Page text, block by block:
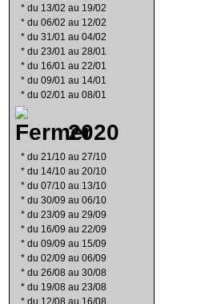
* du 13/02 au 19/02
* du 06/02 au 12/02
* du 31/01 au 04/02
* du 23/01 au 28/01
* du 16/01 au 22/01
* du 09/01 au 14/01
* du 02/01 au 08/01
2020
* du 21/10 au 27/10
* du 14/10 au 20/10
* du 07/10 au 13/10
* du 30/09 au 06/10
* du 23/09 au 29/09
* du 16/09 au 22/09
* du 09/09 au 15/09
* du 02/09 au 06/09
* du 26/08 au 30/08
* du 19/08 au 23/08
* du 12/08 au 16/08